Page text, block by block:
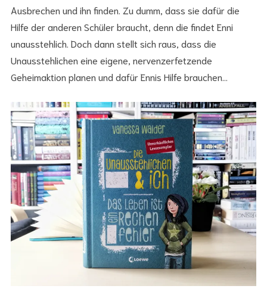
Ausbrechen und ihn finden. Zu dumm, dass sie dafür die
Hilfe der anderen Schüler braucht, denn die findet Enni
unausstehlich. Doch dann stellt sich raus, dass die
Unausstehlichen eine eigene, nervenzerfetzende
Geheimaktion planen und dafür Ennis Hilfe brauchen…